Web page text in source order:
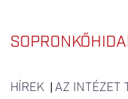
s
a
HÍREK AZ INTÉZET